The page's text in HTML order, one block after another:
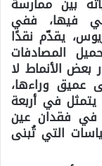
فيها، ففي
يقدّم نقدًا
المصادفات
بعض الأنماط لا
عميق وراءها،
يتمثل في أربعة
في فقدان عين
التي تُبنى